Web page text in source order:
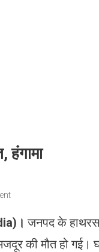
जनपद के हाथरस
की मौत हो गई।